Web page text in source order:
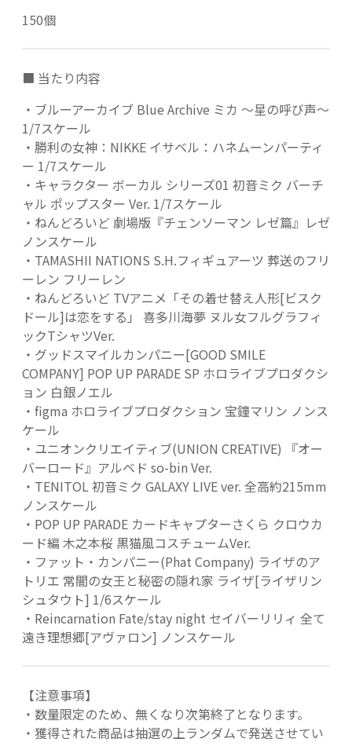
150個
■ 当たり内容
・ブルーアーカイブ Blue Archive ミカ ～星の呼び声～
1/7スケール
・勝利の女神：NIKKE イサベル：ハネムーンパーティ
ー 1/7スケール
・キャラクター ボーカル シリーズ01 初音ミク バーチ
ャル ポップスター Ver. 1/7スケール
・ねんどろいど 劇場版『チェンソーマン レゼ篇』レゼ
ノンスケール
・TAMASHII NATIONS S.H.フィギュアーツ 葬送のフリ
ーレン フリーレン
・ねんどろいど TVアニメ「その着せ替え人形[ビスク
ドール]は恋をする」 喜多川海夢 ヌル女フルグラフィ
ックTシャツVer.
・グッドスマイルカンパニー[GOOD SMILE
COMPANY] POP UP PARADE SP ホロライブプロダクシ
ョン 白銀ノエル
・figma ホロライブプロダクション 宝鐘マリン ノンス
ケール
・ユニオンクリエイティブ(UNION CREATIVE) 『オー
バーロード』アルベド so-bin Ver.
・TENITOL 初音ミク GALAXY LIVE ver. 全高約215mm
ノンスケール
・POP UP PARADE カードキャプターさくら クロウカ
ード編 木之本桜 黒猫風コスチュームVer.
・ファット・カンパニー(Phat Company) ライザのア
トリエ 常闇の女王と秘密の隠れ家 ライザ[ライザリン
シュタウト] 1/6スケール
・Reincarnation Fate/stay night セイバーリリィ 全て
遠き理想郷[アヴァロン] ノンスケール
【注意事項】
・数量限定のため、無くなり次第終了となります。
・獲得された商品は抽選の上ランダムで発送させてい